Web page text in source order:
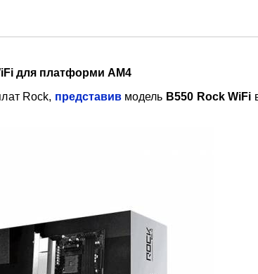
для платформи AM4
Rock, представив модель B550 Rock WiFi